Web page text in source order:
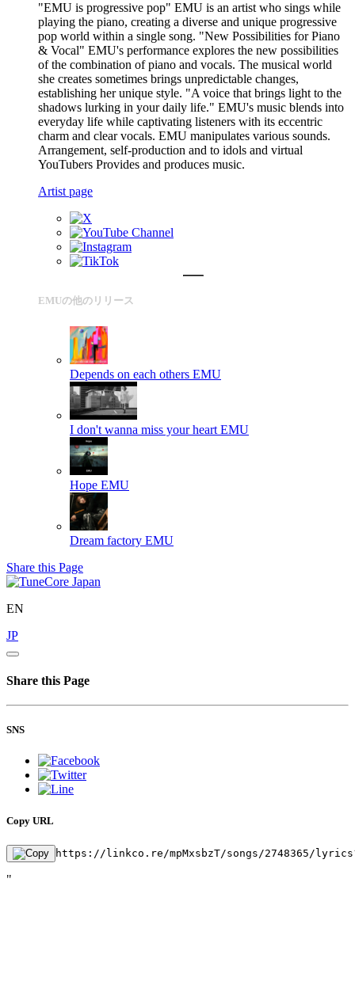
"EMU is progressive pop" EMU is an artist who sings while
playing the piano, creating a diverse and unique progressive
pop world within a single song. "New Possibilities for Piano
& Vocal" EMU's performance explores the new possibilities
of the combination of piano and vocals. The musical world
she creates sometimes brings unpredictable changes,
establishing her unique style. "A voice that brings light to the
shadows lurking in your daily life." EMU's music blends into
everyday life while captivating listeners with its eccentric
charm and clear vocals. EMU manipulates various sounds.
Arrangement, self-production and to idols and virtual
YouTubers Provides and produces music.
Artist page
EMUの他のリリース
Depends on each others EMU
I don't wanna miss your heart EMU
Hope EMU
Dream factory EMU
Share this Page
EN
JP
Share this Page
SNS
Copy URL
https://linkco.re/mpMxsbzT/songs/2748365/
"